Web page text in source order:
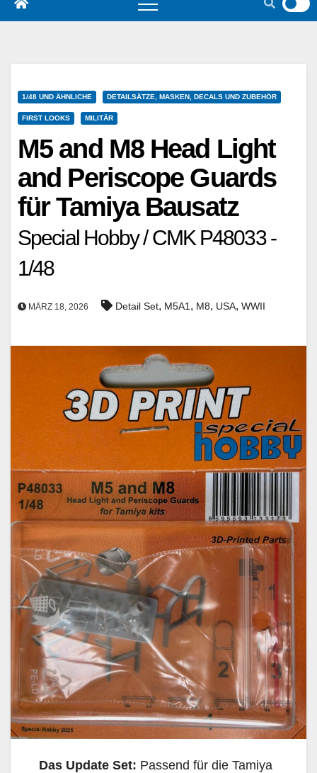
1/48 UND ÄHNLICHE DETAILSÄTZE, MASKEN, DECALS UND ZUBEHÖR
FIRST LOOKS MILITÄR
M5 and M8 Head Light
and Periscope Guards
für Tamiya Bausatz
Special Hobby / CMK P48033 -
1/48
MÄRZ 18, 2026 Detail Set, M5A1 , M8, USA, WWII
Das Update Set: Passend für die Tamiya